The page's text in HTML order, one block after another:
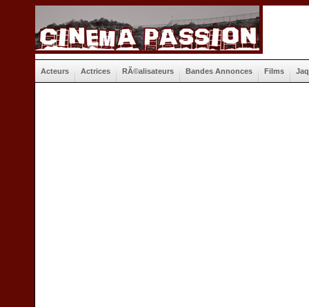
Acteurs Actrices RÃ©alisateurs Bandes Annonces Films